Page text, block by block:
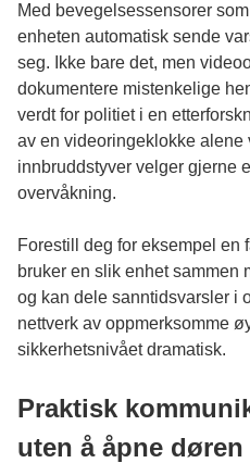
Med bevegelsessensorer
enheten automatisk sende
seg. Ikke bare det, men
dokumentere mistenkelige
verdt for politiet i en
av en videoringeklokke alene
innbruddstyver velger gjerne
overvåkning.
Forestill deg for eksempel en
bruker en slik enhet sammen
og kan dele sanntidsvarsler i
nettverk av oppmerksomme
sikkerhetsnivået dramatisk.
Praktisk
uten å åpne døren